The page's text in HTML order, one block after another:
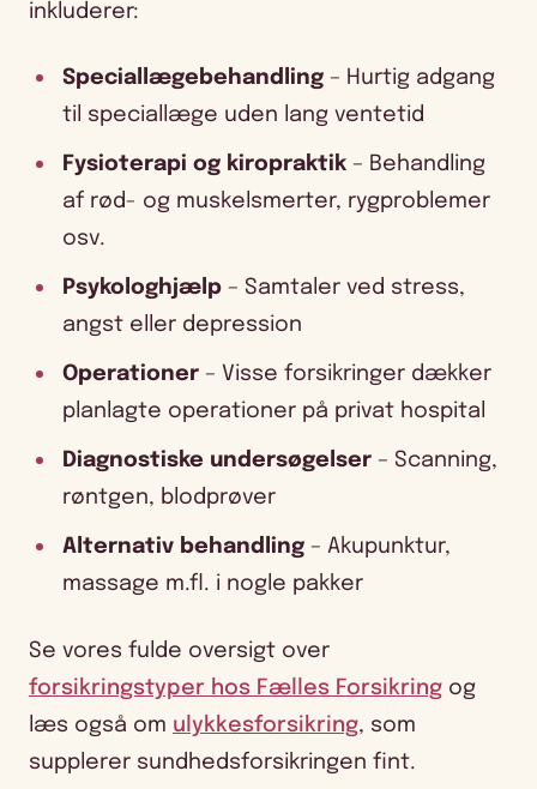
inkluderer:
Speciallægebehandling – Hurtig adgang
til speciallæge uden lang ventetid
Fysioterapi og kiropraktik – Behandling
af rød- og muskelsmerter, rygproblemer
osv.
Psykologhjælp – Samtaler ved stress,
angst eller depression
Operationer – Visse forsikringer dækker
planlagte operationer på privat hospital
Diagnostiske undersøgelser – Scanning,
røntgen, blodprøver
Alternativ behandling – Akupunktur,
massage m.fl. i nogle pakker
Se vores fulde oversigt over
forsikringstyper hos Fælles Forsikring og
læs også om ulykkesforsikring, som
supplerer sundhedsforsikringen fint.